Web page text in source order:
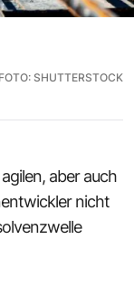
FOTO: SHUTTERSTOCK
aber auch
nicht